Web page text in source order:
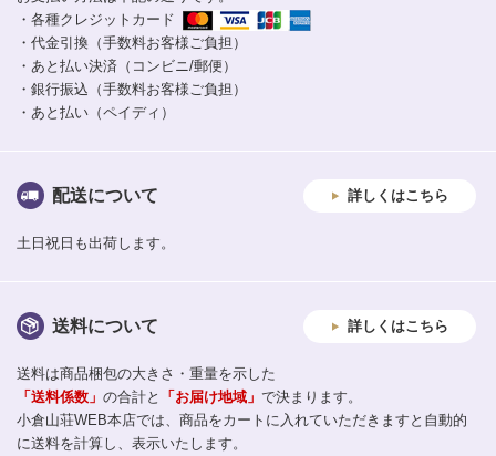
・各種クレジットカード
・代金引換（手数料お客様ご負担）
・あと払い決済（コンビニ/郵便）
・銀行振込（手数料お客様ご負担）
・あと払い（ペイディ）
配送について 詳しくはこちら
土日祝日も出荷します。
送料について 詳しくはこちら
送料は商品梱包の大きさ・重量を示した
「送料係数」 の合計と 「お届け地域」 で決まります。
小倉山荘WEB本店では、商品をカートに入れていただきますと自動的
に送料を計算し、表示いたします。